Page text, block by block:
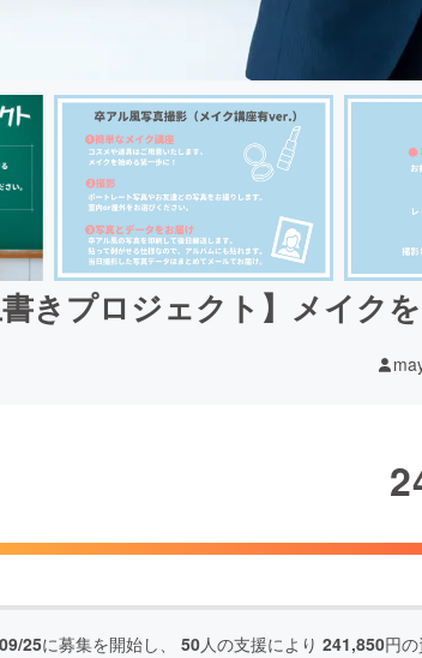
書きプロジェクト】メイク
25に募集を開始し、 50人の支援により 241,850円の